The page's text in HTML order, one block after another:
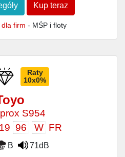
Kup teraz
firm - MŚP i floty
Raty
10x0%
S954
96 W FR
B
71dB